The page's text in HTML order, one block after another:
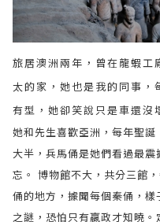
旅居澳洲兩年，曾在龍蝦工
太的家，她也是我的同事，
有型，她卻笑說只是車還沒
她和先生喜歡亞洲，每年聖
大半，兵馬俑是她們看過最
忘。 博物館不大，共分三館
俑的地方，據聞每個秦俑，
之謎，恐怕只有嬴政才知曉